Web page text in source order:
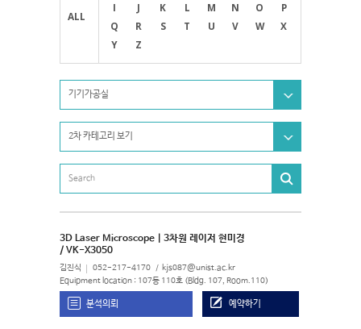
ALL
I
J K L M N O
P
Q
R S T U V W
X
Y
Z
기기가공실
2차 카테고리 보기
3D Laser Microscope | 3차원 레이저 현미경
/ VK-X3050
김진식 052-217-4170 kjs087@unist.ac.kr
Equipment location : 107동 110호 (Bldg. 107, Room.110)
분석의뢰 예약하기